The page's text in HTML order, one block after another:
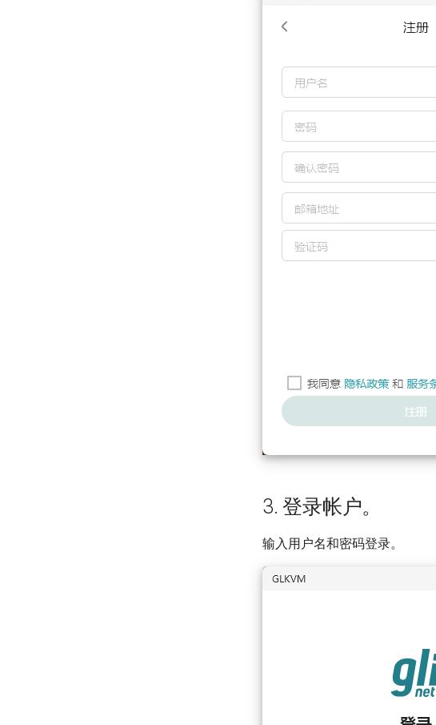
3. 登录帐户。
输入用户名和密码登录。